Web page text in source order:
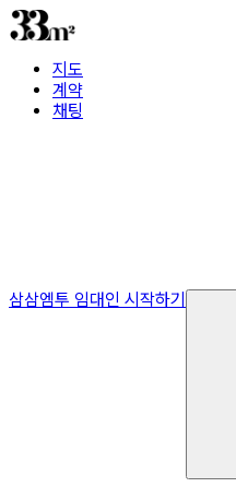
지도
계약
채팅
삼삼엠투 임대인 시작하기